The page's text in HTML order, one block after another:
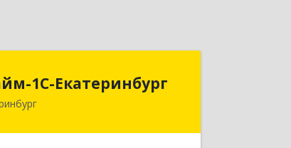
1С-Екатеринбург
1С-Екатеринбург